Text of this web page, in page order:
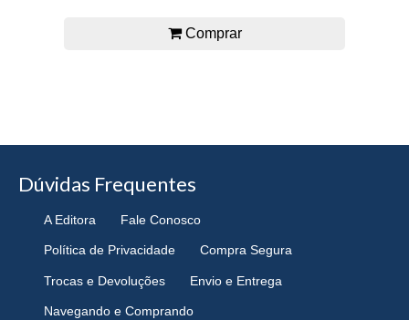
Comprar
Dúvidas Frequentes
A Editora Fale Conosco
Política de Privacidade Compra Segura
Trocas e Devoluções Envio e Entrega
Navegando e Comprando